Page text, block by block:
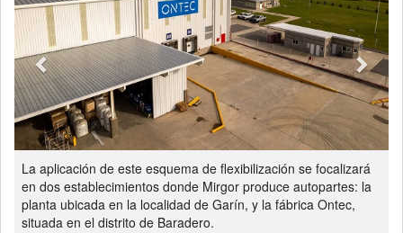
La aplicación de este esquema de flexibilización se focalizará
en dos establecimientos donde Mirgor produce autopartes: la
planta ubicada en la localidad de Garín, y la fábrica Ontec,
situada en el distrito de Baradero.